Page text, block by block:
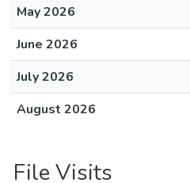
May 2026
June 2026
July 2026
August 2026
File Visits